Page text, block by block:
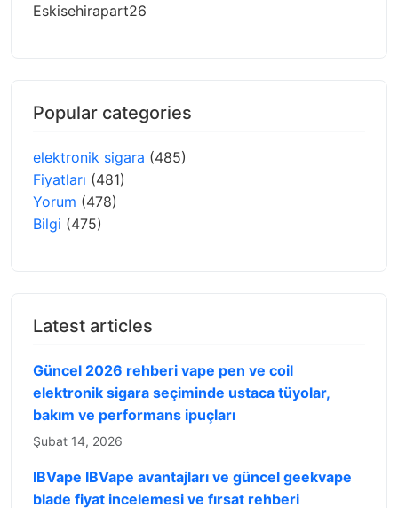
Eskisehirapart26
Popular categories
elektronik sigara (485)
Fiyatları (481)
Yorum (478)
Bilgi (475)
Latest articles
Güncel 2026 rehberi vape pen ve coil
elektronik sigara seçiminde ustaca tüyolar,
bakım ve performans ipuçları
Şubat 14, 2026
IBVape IBVape avantajları ve güncel geekvape
blade fiyat incelemesi ve fırsat rehberi